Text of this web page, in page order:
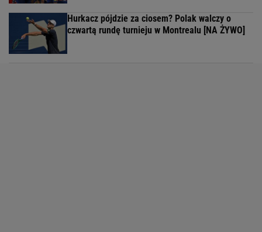
Hurkacz pójdzie za ciosem? Polak walczy o
czwartą rundę turnieju w Montrealu [NA ŻYWO]